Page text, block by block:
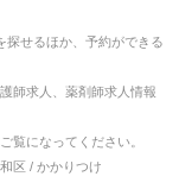
探せるほか、予約ができる
師求人、薬剤師求人情報
覧になってください。
区 / かかりつけ